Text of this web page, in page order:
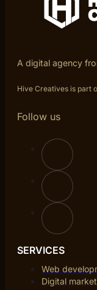
A digital agency
Hive Creatives is part
Follow us
SERVICES
Web
Digital